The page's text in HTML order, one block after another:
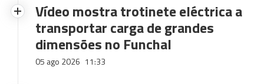
Vídeo mostra trotinete eléctrica a
transportar carga de grandes
dimensões no Funchal
05 ago 2026 11:33